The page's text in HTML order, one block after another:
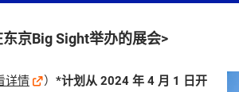
京Big Sight举办的展会>
详情 ） *计划从 2024 年 4 月 1 日开